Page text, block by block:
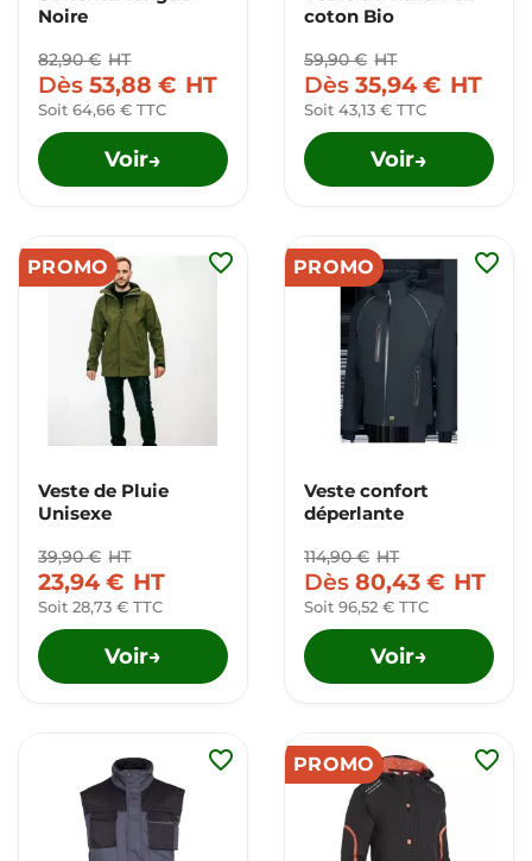
Noire
82,90 € HT
Dès 53,88 € HT
Soit 64,66 € TTC
Voir→
coton Bio
59,90 € HT
Dès 35,94 € HT
Soit 43,13 € TTC
Voir→
PROMO
Veste de Pluie
Unisexe
39,90 € HT
23,94 € HT
Soit 28,73 € TTC
Voir→
favorite_border PROMO
Veste confort
déperlante
114,90 € HT
Dès 80,43 € HT
Soit 96,52 € TTC
Voir→
favorite_border
favorite_border PROMO favorite_border